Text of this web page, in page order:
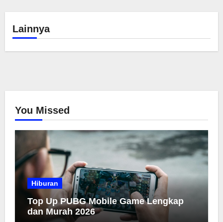
Lainnya
You Missed
Hiburan
Top Up PUBG Mobile Game Lengkap
dan Murah 2026